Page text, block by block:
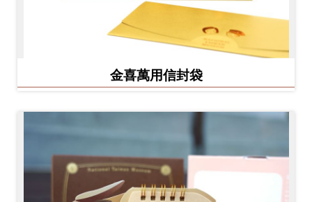
金喜萬用信封袋